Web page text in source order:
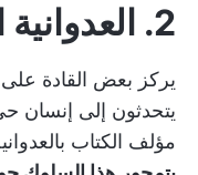
2. العدوانية البغيضة
يركز بعض القادة على
يتحدثون إلى إنسان
مؤلف الكتاب